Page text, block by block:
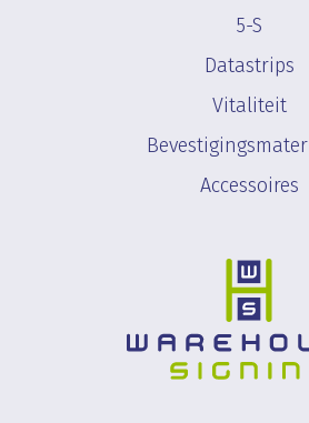
5-S
Datastrips
Vitaliteit
Accessoires